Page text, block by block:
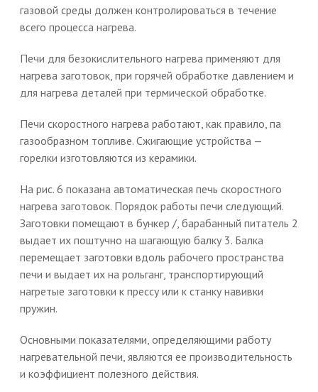
газовой среды должен контролироваться в течение
всего процесса нагрева.
Печи для безокислительного нагрева применяют для
нагрева заготовок, при горячей обработке давлением и
для нагрева деталей при термической обработке.
Печи скоростного нагрева работают, как правило, па
газообразном топливе. Сжигающие устройства —
горелки изготовляются из керамики.
На рис. 6 показана автоматическая печь скоростного
нагрева заготовок. Порядок работы печи следующий.
Заготовки помещают в бункер /, барабанный питатель 2
выдает их поштучно на шагающую балку 3. Балка
перемещает заготовки вдоль рабочего пространства
печи и выдает их на рольганг, транспортирующий
нагретые заготовки к прессу или к станку навивки
пружин.
Основными показателями, определяющими работу
нагревательной печи, являются ее производительность
и коэффициент полезного действия.